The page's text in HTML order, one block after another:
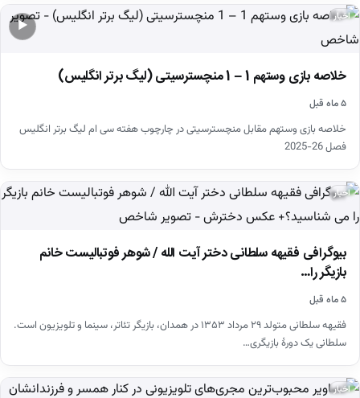
▶
اخبار
خلاصه بازی وستهم 1 – 1 منچسترسیتی (لیگ برتر انگلیس)
۵ ماه قبل
خلاصه بازی وستهم مقابل منچسترسیتی در چارچوب هفته سی ام لیگ برتر انگلیس
فصل 26-2025
اخبار
بیوگرافی فقیهه سلطانی دختر آیت الله / شوهر فوتبالیست خانم
بازیگر را…
۵ ماه قبل
فقیهه سلطانی متولد ۲۹ مرداد ۱۳۵۳ در همدان، بازیگر تئاتر، سینما و تلویزیون است.
سلطانی یک دورهٔ بازیگری…
اخبار